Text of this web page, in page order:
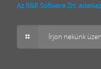
Az R&R Software Zrt.
Írjon nekünk